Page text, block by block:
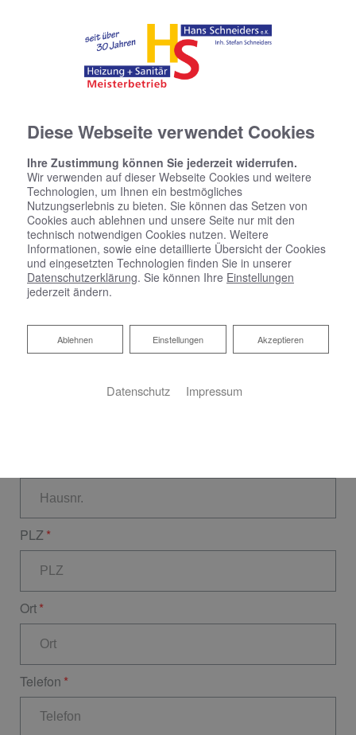
Kontaktformular
Vorname
PLZ
Ort
Telefon
Diese Webseite verwendet Cookies
Ihre Zustimmung können Sie jederzeit widerrufen.
Wir verwenden auf dieser Webseite Cookies und weitere
Technologien, um Ihnen ein bestmögliches
Nutzungserlebnis zu bieten. Sie können das Setzen von
Cookies auch ablehnen und unsere Seite nur mit den
technisch notwendigen Cookies nutzen. Weitere
Informationen, sowie eine detaillierte Übersicht der Cookies
und eingesetzten Technologien finden Sie in unserer
Datenschutzerklärung. Sie können Ihre Einstellungen
jederzeit ändern.
Akzeptieren
Einstellungen
Ablehnen
Ablehnen
Datenschutz Impressum